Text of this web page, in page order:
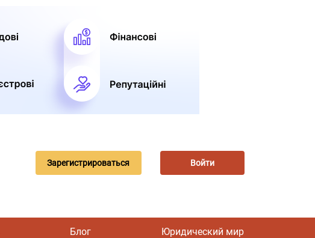
Зарегистрироваться Войти
Блог Юридический мир